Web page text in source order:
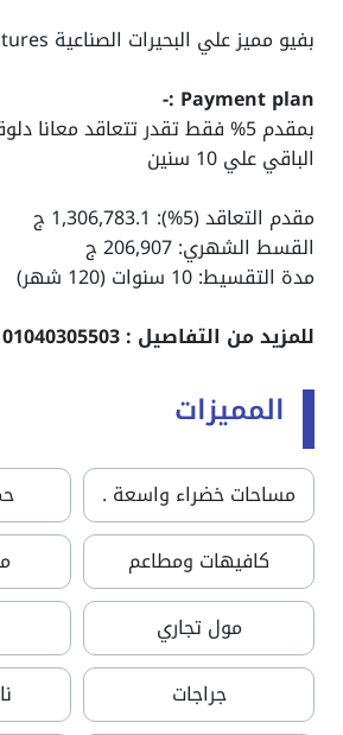
بفيو مميز علي البحيرات الصناعية Water Features
Payment plan
:-
بمقدم 5% فقط تقدر تتعاقد
الباقي علي 10 سنين
مقدم التعاقد (5%): 1,306,783.1 ج
القسط الشهري: 206,907 ج
مدة التقسيط: 10 سنوات (120 شهر)
للمزيد من التفاصيل : 01040305503
المميزات
مساحات خضراء واسعة .
كافيهات ومطاعم
مول تجاري
جراجات